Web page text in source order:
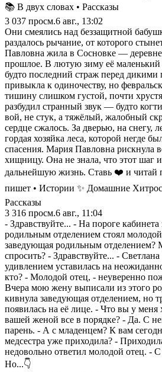
📚 В двух словах • Рассказы
3 037 просм.6 авг., 13:02
Они смеялись над беззащитной
раздалось рычание, от которого
Павловна жила в Сосновке —
прошлое. В лютую зиму её маленький
будто последний страж перед
привыкла к одиночеству, но
тишину слишком густой, почти
разбудил странный звук — будто
вой, не стук, а тяжёлый, жалобный
сердце сжалось. За дверью, на снегу,
гордая хозяйка леса, которой негде
спасения. Мария Павловна рискнула
хищницу. Она не знала, что этот шаг
дальнейшую жизнь. Ставь ❤️ и читай
пишет • Истории ✨ Домашние
Рассказы
3 316 просм.6 авг., 11:04
- Здравствуйте... - На пороге
родильным отделением стоял
заведующая родильным отделением?
спросить? - Здравствуйте... -
удивлением уставилась на
кто? - Молодой отец, - неуверенно
Вчера мою жену выписали из этого
кивнула заведующая отделением, но
появилась на её лице. - Что вы у меня
вашей женой все в порядке? - Да. С
парень. - А с младенцем? К вам
медсестра уже приходила? -
недовольно ответил молодой отец. -
Но...👇